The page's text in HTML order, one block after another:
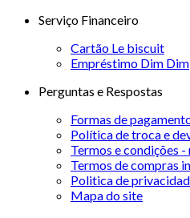
Serviço Financeiro
Cartão Le biscuit
Empréstimo Dim Dim
Perguntas e Respostas
Formas de
Política de troca e
Termos e condições
Termos de compras
Politica de
Mapa do site